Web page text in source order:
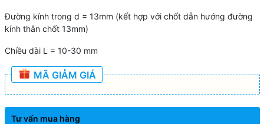
Đường kính trong d = 13mm (kết hợp với chốt dẫn hướng đường
kính thân chốt 13mm)
Chiều dài L = 10-30 mm
MÃ GIẢM GIÁ
Tư vấn mua hàng